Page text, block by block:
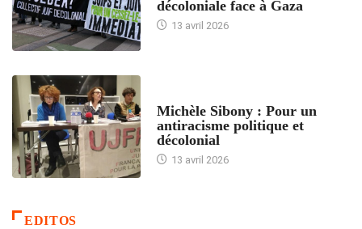
décoloniale face à Gaza
13 avril 2026
Michèle Sibony : Pour un
antiracisme politique et
décolonial
13 avril 2026
EDITOS